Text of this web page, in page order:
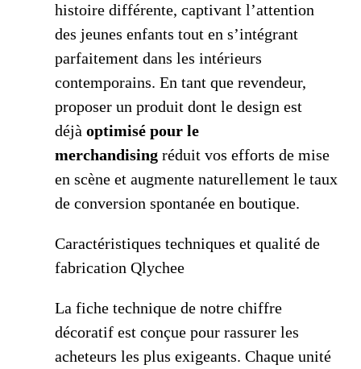
histoire différente, captivant l’attention
des jeunes enfants tout en s’intégrant
parfaitement dans les intérieurs
contemporains. En tant que revendeur,
proposer un produit dont le design est
déjà optimisé pour le
merchandising réduit vos efforts de mise
en scène et augmente naturellement le taux
de conversion spontanée en boutique.
Caractéristiques techniques et qualité de
fabrication Qlychee
La fiche technique de notre chiffre
décoratif est conçue pour rassurer les
acheteurs les plus exigeants. Chaque unité